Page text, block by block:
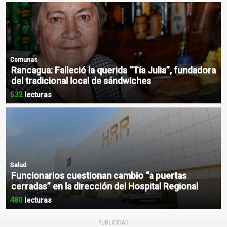
Comunas
Rancagua: Falleció la querida “Tía Julia”, fundadora
del tradicional local de sándwiches
532lecturas
Salud
Funcionarios cuestionan cambio “a puertas
cerradas” en la dirección del Hospital Regional
480lecturas
PUBLICIDAD